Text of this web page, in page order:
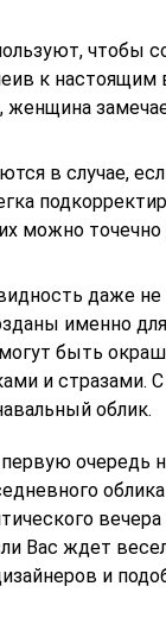
чтобы
к
в случае,
можно
даже
именно
быть
и
облик.
очередь
Вас ждет
и